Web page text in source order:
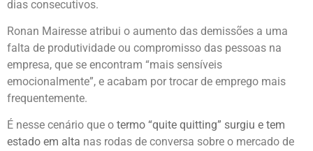
dias consecutivos.
Ronan Mairesse atribui o aumento das demissões a uma
falta de produtividade ou compromisso das pessoas na
empresa, que se encontram “mais sensíveis
emocionalmente”, e acabam por trocar de emprego mais
frequentemente.
É nesse cenário que o termo “quite quitting” surgiu e tem
estado em alta nas rodas de conversa sobre o mercado de